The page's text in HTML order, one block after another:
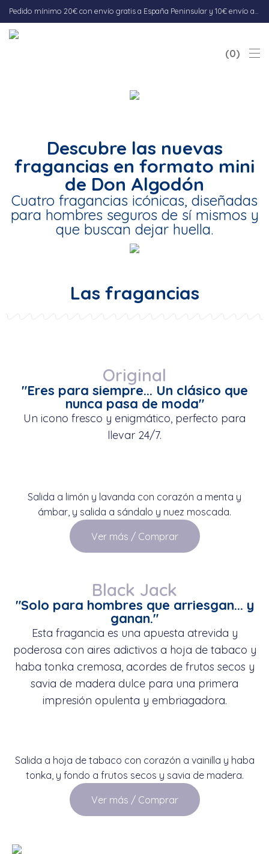
0
Descubre las nuevas
fragancias en formato mini
de Don Algodón
Cuatro fragancias icónicas, diseñadas
para hombres seguros de sí mismos y
que buscan dejar huella.
Las fragancias
Original
"Eres para siempre... Un clásico que
nunca pasa de moda"
Un icono fresco y enigmático, perfecto para
llevar 24/7.
Salida a limón y lavanda con corazón a menta y
ámbar, y salida a sándalo y nuez moscada.
Ver más / Comprar
Black Jack
"Solo para hombres que arriesgan... y
ganan."
Esta fragancia es una apuesta atrevida y
poderosa con aires adictivos a hoja de tabaco y
haba tonka cremosa, acordes de frutos secos y
savia de madera dulce para una primera
impresión opulenta y embriagadora.
Salida a hoja de tabaco con corazón a vainilla y haba
tonka, y fondo a frutos secos y savia de madera.
Ver más / Comprar